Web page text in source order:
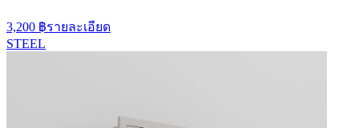
3,200 ฿รายละเอียด
STEEL